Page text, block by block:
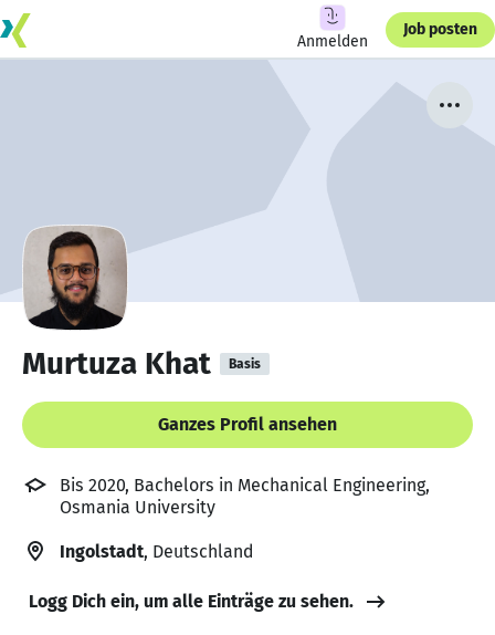
Anmelden
Job posten
Murtuza Khat Basis
Ganzes Profil ansehen
Bis 2020, Bachelors in Mechanical Engineering,
Osmania University
Ingolstadt, Deutschland
Logg Dich ein, um alle Einträge zu sehen.